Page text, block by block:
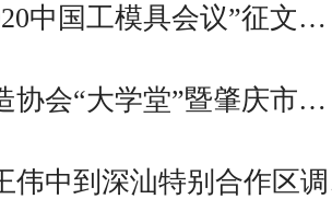
中国工模具会议”征文…
协会“大学堂”暨肇庆市…
伟中到深汕特别合作区